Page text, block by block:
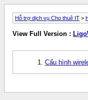
Hỗ trợ dịch vụ Cho thuê IT >
View Full Version :
Cấu hình